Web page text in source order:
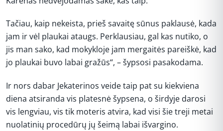
Tačiau, kaip nekeista, prieš savaitę sūnus paklausė, kada
jam ir vėl plaukai ataugs. Perklausiau, gal kas nutiko, o
jis man sako, kad mokykloje jam mergaitės pareiškė, kad
jo plaukai buvo labai gražūs“, – šypsosi pasakodama.
Ir nors dabar Jekaterinos veide taip pat su kiekviena
diena atsiranda vis platesnė šypsena, o širdyje darosi
vis lengviau, vis tik moteris atvira, kad visi šie treji metai
nuolatinių procedūrų jų šeimą labai išvargino.